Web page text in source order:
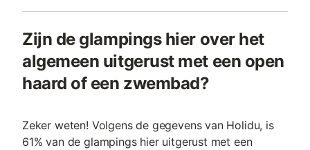
Zijn de glampings hier over het
algemeen uitgerust met een open
haard of een zwembad?
Zeker weten! Volgens de gegevens van Holidu, is
61% van de glampings hier uitgerust met een